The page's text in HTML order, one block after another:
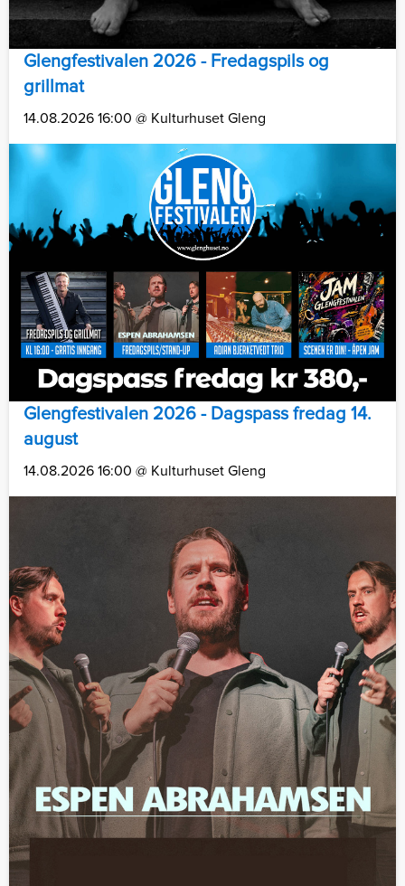
Glengfestivalen 2026 - Fredagspils og
grillmat
14.08.2026 16:00 @ Kulturhuset Gleng
Glengfestivalen 2026 - Dagspass fredag 14.
august
14.08.2026 16:00 @ Kulturhuset Gleng